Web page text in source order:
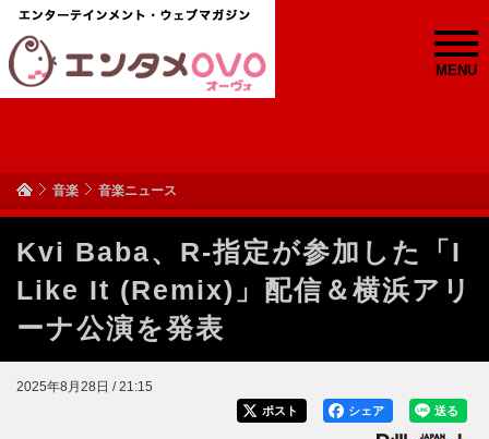
MENU
音楽 音楽ニュース
Kvi Baba、R-指定が参加した「I
Like It (Remix)」配信＆横浜アリ
ーナ公演を発表
2025年8月28日 / 21:15
送る
シェア
ポスト